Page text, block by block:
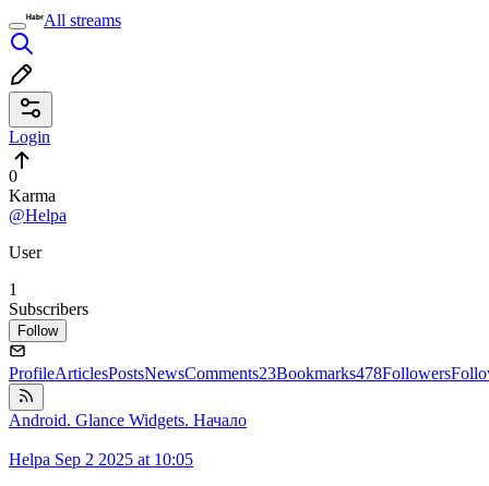
All streams
Login
0
Karma
@Helpa
User
1
Subscribers
Follow
ProfileArticlesPostsNewsComments23Bookmarks478Followers
Android. Glance Widgets. Начало
Helpa Sep 2 2025 at 10:05